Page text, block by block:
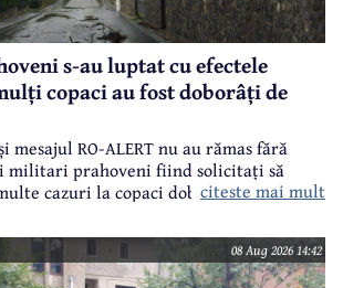
s-au luptat cu efectele
copaci au fost doborâți de
mesajul RO-ALERT nu au rămas fără
militari prahoveni fiind solicitați să
cazuri la copaci doborâți în urma
citeste mai mult
08 Aug 2026 14:42